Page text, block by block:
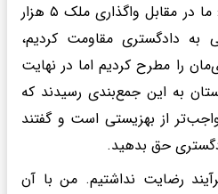
ناصر چاووشی اظهار داشت: ما در مقابل واگذاری ملک ۵ هزار
دادگستری‌ مقاومت کردیم،
را مطرح کردیم اما در نهایت
به این جمع‌بندی رسیدند که
از بهزیستی است و گفتند
حق بدهید.
رضایت نداشتیم. من با آن